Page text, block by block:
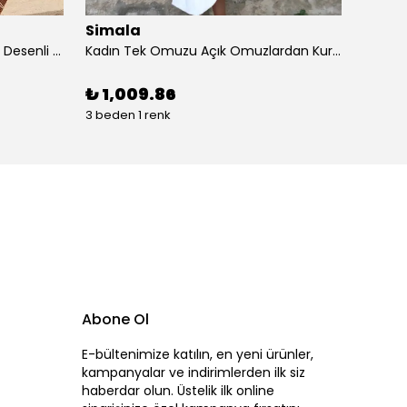
Kadın Kısa Kollu Dantel V Yakalı Desenli Süprem Elbise
Simala
Kadın Tek Omuzu Açık Omuzlardan Kurdela Detaylı çift Renkli Ithal Krep Elbise
₺ 1,009.86
3 beden 1 renk
Abone Ol
E-bültenimize katılın, en yeni ürünler,
kampanyalar ve indirimlerden ilk siz
haberdar olun. Üstelik ilk online